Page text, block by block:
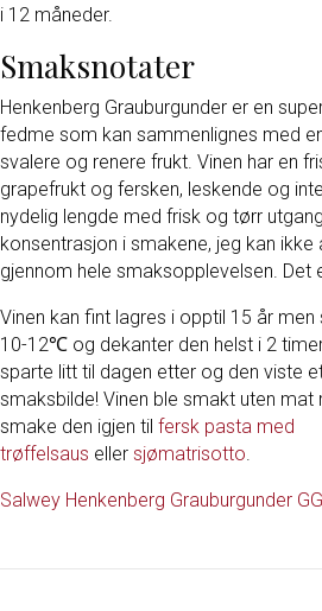
i 12 måneder.
Smaksnotater
Henkenberg Grauburgunder er en
fedme som kan sammenlignes med
svalere og renere frukt. Vinen har en
grapefrukt og fersken, leskende og
nydelig lengde med frisk og tørr
konsentrasjon i smakene, jeg kan ikke
gjennom hele smaksopplevelsen. Det
Vinen kan fint lagres i opptil 15 år
10-12℃ og dekanter den helst i 2
sparte litt til dagen etter og den viste
smaksbilde! Vinen ble smakt uten
smake den igjen til fersk pasta med
trøffelsaus eller sjømatrisotto.
Salwey Henkenberg Grauburgunder